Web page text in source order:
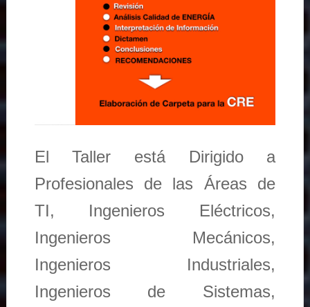
El Taller está Dirigido a
Profesionales de las Áreas de
TI, Ingenieros Eléctricos,
Ingenieros Mecánicos,
Ingenieros Industriales,
Ingenieros de Sistemas,